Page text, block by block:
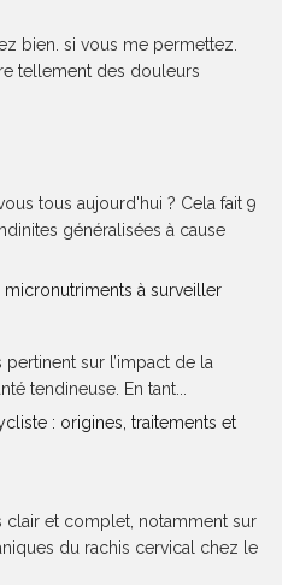
bien. si vous me permettez.
tellement des douleurs
tous aujourd'hui ? Cela fait 9
généralisées à cause
à surveiller
sur l’impact de la
tendineuse. En tant...
: origines, traitements et
clair et complet, notamment sur
du rachis cervical chez le